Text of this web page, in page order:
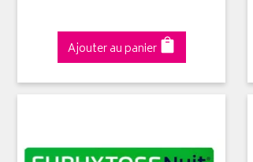
Ajouter au panier